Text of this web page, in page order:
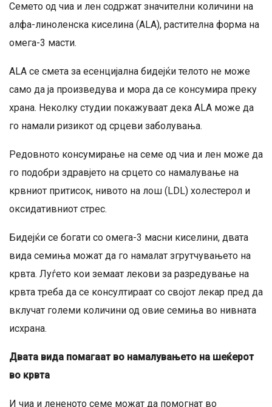
Семето од чиа и лен содржат значителни количини на
алфа-линоленска киселина (ALA), растителна форма на
омега-3 масти.
ALA се смета за есенцијална бидејќи телото не може
само да ја произведува и мора да се консумира преку
храна. Неколку студии покажуваат дека ALA може да
го намали ризикот од срцеви заболувања.
Редовното консумирање на семе од чиа и лен може да
го подобри здравјето на срцето со намалување на
крвниот притисок, нивото на лош (LDL) холестерол и
оксидативниот стрес.
Бидејќи се богати со омега-3 масни киселини, двата
вида семиња можат да го намалат згрутчувањето на
крвта. Луѓето кои земаат лекови за разредување на
крвта треба да се консултираат со својот лекар пред да
вклучат големи количини од овие семиња во нивната
исхрана.
Двата вида помагаат во намалувањето на шеќерот
во крвта
И чиа и лененото семе можат да помогнат во